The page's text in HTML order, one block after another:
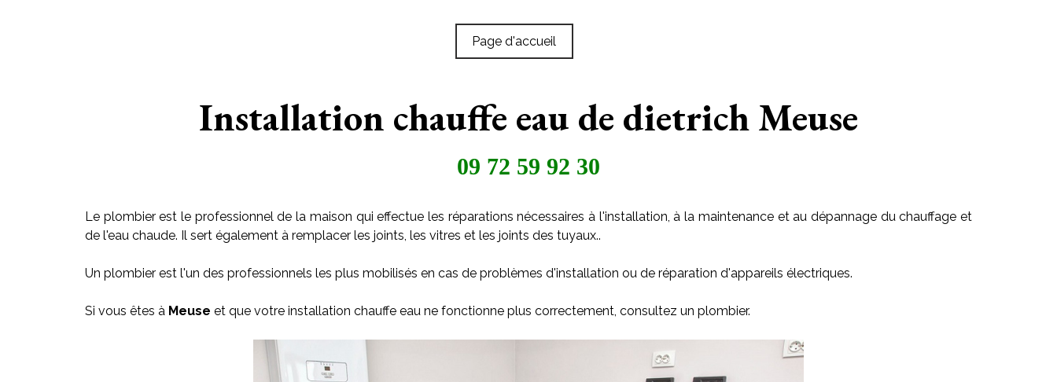
Page d'accueil
Installation chauffe eau de dietrich Meuse
09 72 59 92 30
Le plombier est le professionnel de la maison qui effectue les réparations nécessaires à l'installation, à la maintenance et au dépannage du chauffage et
de l'eau chaude. Il sert également à remplacer les joints, les vitres et les joints des tuyaux..
Un plombier est l'un des professionnels les plus mobilisés en cas de problèmes d'installation ou de réparation d'appareils électriques.
Si vous êtes à Meuse et que votre installation chauffe eau ne fonctionne plus correctement, consultez un plombier.